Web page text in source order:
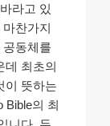
라고 있
찬가지
동체를
데 최초의
이 뜻하는
Bible의 최